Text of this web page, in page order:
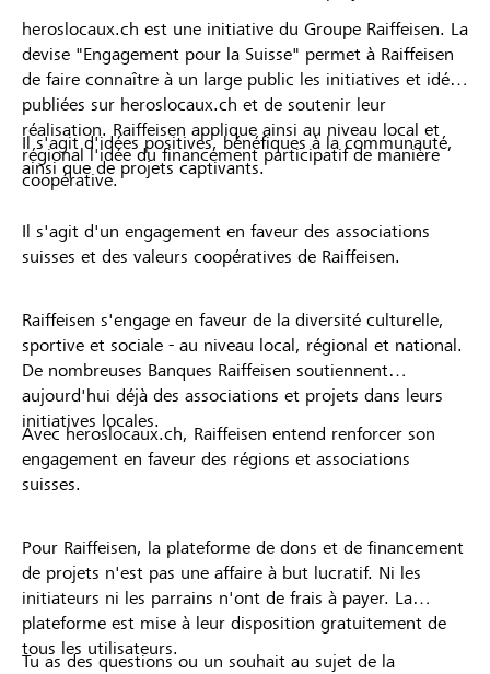
heroslocaux.ch est une initiative du Groupe Raiffeisen. La
devise "Engagement pour la Suisse" permet à Raiffeisen
de faire connaître à un large public les initiatives et idées
publiées sur heroslocaux.ch et de soutenir leur
réalisation. Raiffeisen applique ainsi au niveau local et
régional l'idée du financement participatif de manière
coopérative.
Il s'agit d'idées positives, bénéfiques à la communauté,
ainsi que de projets captivants.
Il s'agit d'un engagement en faveur des associations
suisses et des valeurs coopératives de Raiffeisen.
Raiffeisen s'engage en faveur de la diversité culturelle,
sportive et sociale - au niveau local, régional et national.
De nombreuses Banques Raiffeisen soutiennent
aujourd'hui déjà des associations et projets dans leurs
initiatives locales.
Avec heroslocaux.ch, Raiffeisen entend renforcer son
engagement en faveur des régions et associations
suisses.
Pour Raiffeisen, la plateforme de dons et de financement
de projets n'est pas une affaire à but lucratif. Ni les
initiateurs ni les parrains n'ont de frais à payer. La
plateforme est mise à leur disposition gratuitement de
tous les utilisateurs.
Tu as des questions ou un souhait au sujet de la